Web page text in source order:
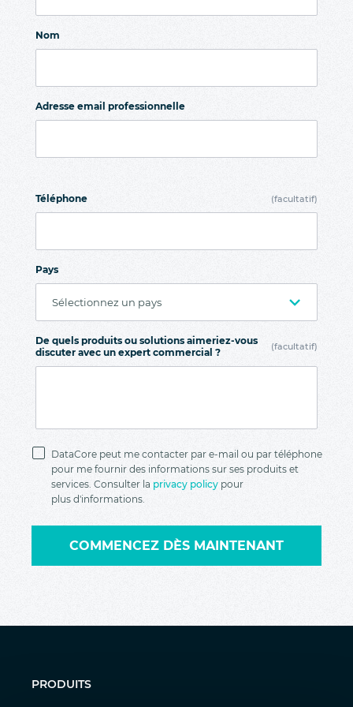
Nom
Adresse email professionnelle
Téléphone (facultatif)
Pays
De quels produits ou solutions aimeriez-vous
discuter avec un expert commercial ?
(facultatif)
confidentialité
DataCore peut me contacter par e-mail ou par téléphone
pour me fournir des informations sur ses produits et
services. Consulter la privacy policy pour
plus d'informations.
COMMENCEZ DÈS MAINTENANT
PRODUITS